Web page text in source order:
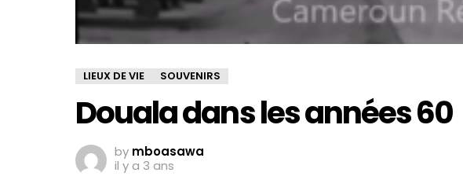
LIEUX DE VIE SOUVENIRS
Douala dans les années 60
by mboasawa
il y a 3 ans